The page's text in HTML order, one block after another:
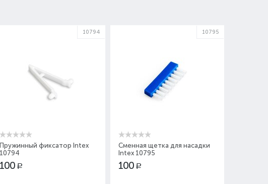
10794
Пружинный фиксатор Intex
10794
100 Р
10795
Сменная щетка для насадки
Intex 10795
100 Р